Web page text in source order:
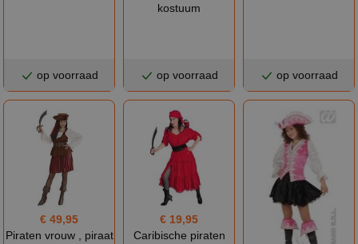
op voorraad
kostuum
op voorraad op voorraad
€ 49,95
Piraten vrouw , piraat
€ 19,95
Caribische piraten